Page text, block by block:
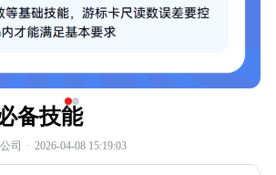
备技能
司 · 2026-04-08 15:19:03